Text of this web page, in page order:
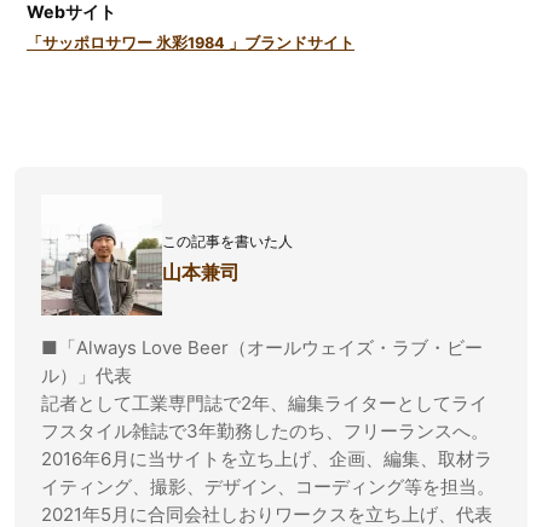
Webサイト
「サッポロサワー 氷彩1984 」ブランドサイト
この記事を書いた人
山本兼司
■「Always Love Beer（オールウェイズ・ラブ・ビー
ル）」代表
記者として工業専門誌で2年、編集ライターとしてライ
フスタイル雑誌で3年勤務したのち、フリーランスへ。
2016年6月に当サイトを立ち上げ、企画、編集、取材ラ
イティング、撮影、デザイン、コーディング等を担当。
2021年5月に合同会社しおりワークスを立ち上げ、代表